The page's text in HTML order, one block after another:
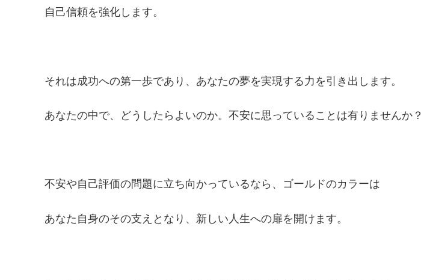
自己信頼を強化します。
それは成功への第一歩であり、あなたの夢を実現する力を引き出します。
あなたの中で、どうしたらよいのか。不安に思っていることは有りませんか？
不安や自己評価の問題に立ち向かっているなら、ゴールドのカラーは
あなた自身のその支えとなり、新しい人生への扉を開けます。